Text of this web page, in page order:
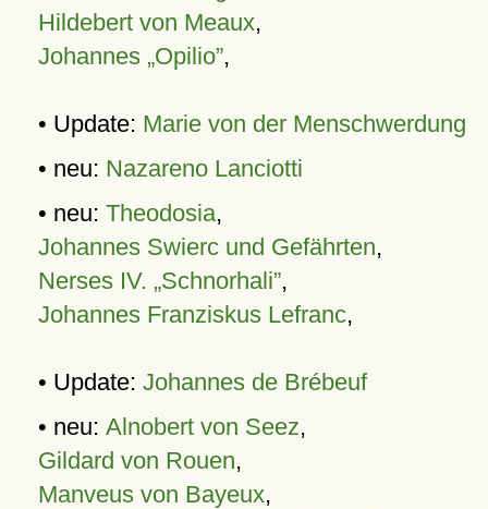
Hildebert von Meaux,
Johannes „Opilio”,
• Update: Marie von der Menschwerdung
• neu: Nazareno Lanciotti
• neu: Theodosia,
Johannes Swierc und Gefährten,
Nerses IV. „Schnorhali”,
Johannes Franziskus Lefranc,
• Update: Johannes de Brébeuf
• neu: Alnobert von Seez,
Gildard von Rouen,
Manveus von Bayeux,